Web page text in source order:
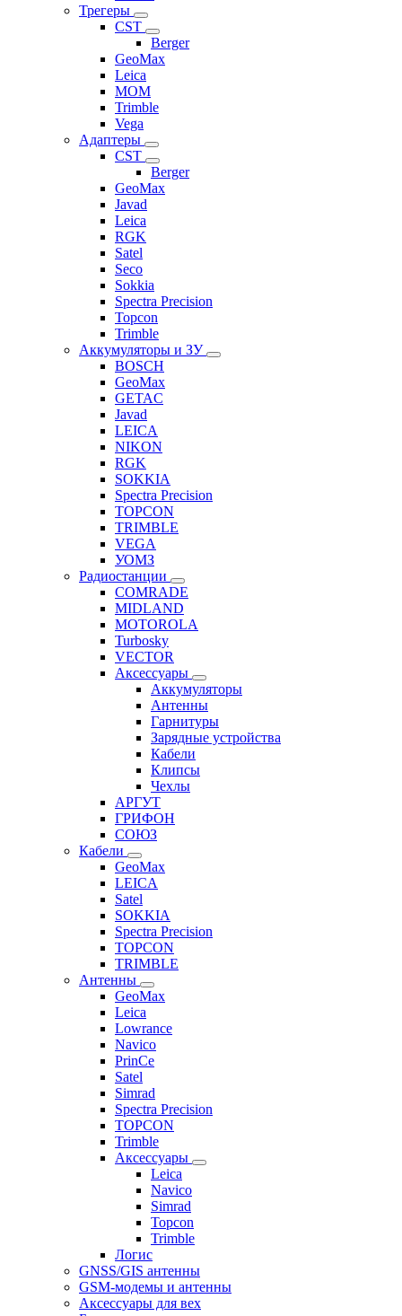
Трегеры
CST
Berger
GeoMax
Leica
MOM
Trimble
Vega
Адаптеры
CST
Berger
GeoMax
Javad
Leica
RGK
Satel
Seco
Sokkia
Spectra Precision
Topcon
Trimble
Аккумуляторы и ЗУ
BOSCH
GeoMax
GETAC
Javad
LEICA
NIKON
RGK
SOKKIA
Spectra Precision
TOPCON
TRIMBLE
VEGA
УОМЗ
Радиостанции
COMRADE
MIDLAND
MOTOROLA
Turbosky
VECTOR
Аксессуары
Аккумуляторы
Антенны
Гарнитуры
Зарядные устройства
Кабели
Клипсы
Чехлы
АРГУТ
ГРИФОН
СОЮЗ
Кабели
GeoMax
LEICA
Satel
SOKKIA
Spectra Precision
TOPCON
TRIMBLE
Антенны
GeoMax
Leica
Lowrance
Navico
PrinCe
Satel
Simrad
Spectra Precision
TOPCON
Trimble
Аксессуары
Leica
Navico
Simrad
Topcon
Trimble
Логис
GNSS/GIS антенны
GSM-модемы и антенны
Аксессуары для вех